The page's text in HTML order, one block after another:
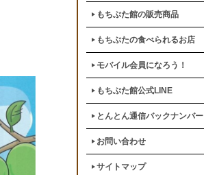
もちぶた館の販売商品
もちぶたの食べられるお店
モバイル会員になろう！
もちぶた館公式LINE
とんとん通信バックナンバー
お問い合わせ
サイトマップ